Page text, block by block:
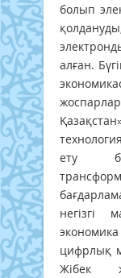
болып
алған.
ету
негізгі
цифрлық
Жібек